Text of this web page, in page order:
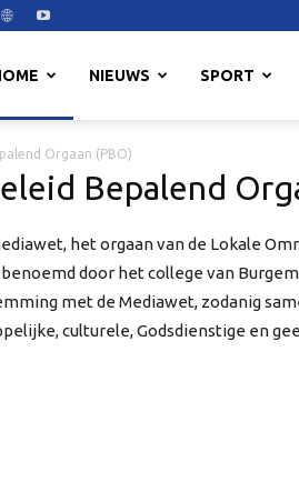
NIEUWS SPORT
Orgaan (PBO)
Bepalend
het orgaan van de Lokale
door het college van
met de Mediawet, zodanig
culturele, Godsdienstige en